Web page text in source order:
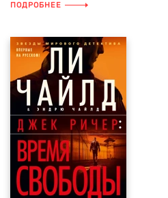
ПОДРОБНЕЕ